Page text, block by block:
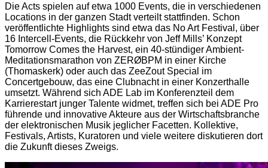
Die Acts spielen auf etwa 1000 Events, die in verschiedenen
Locations in der ganzen Stadt verteilt stattfinden. Schon
veröffentlichte Highlights sind etwa das No Art Festival, über
16 Intercell-Events, die Rückkehr von Jeff Mills’ Konzept
Tomorrow Comes the Harvest, ein 40-stündiger Ambient-
Meditationsmarathon von ZERØBPM in einer Kirche
(Thomaskerk) oder auch das ZeeZout Special im
Concertgebouw, das eine Clubnacht in einer Konzerthalle
umsetzt. Während sich ADE Lab im Konferenzteil dem
Karrierestart junger Talente widmet, treffen sich bei ADE Pro
führende und innovative Akteure aus der Wirtschaftsbranche
der elektronischen Musik jeglicher Facetten. Kollektive,
Festivals, Artists, Kuratoren und viele weitere diskutieren dort
die Zukunft dieses Zweigs.